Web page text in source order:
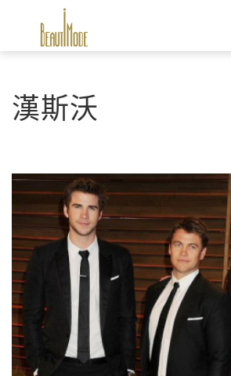
漢斯沃